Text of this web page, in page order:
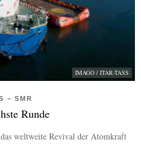
IMAGO / ITAR-TASS
– SMR
Runde
weltweite Revival der Atomkraft